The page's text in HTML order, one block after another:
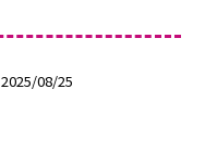
2025/08/25